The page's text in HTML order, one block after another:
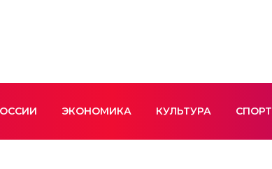
ЭКОНОМИКА КУЛЬТУРА СПОРТ